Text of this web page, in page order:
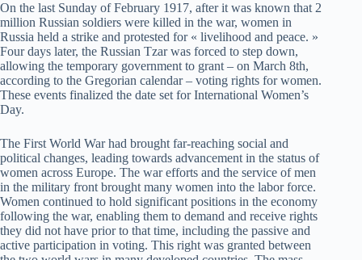
On the last Sunday of February 1917, after it was known that 2
million Russian soldiers were killed in the war, women in
Russia held a strike and protested for « livelihood and peace. »
Four days later, the Russian Tzar was forced to step down,
allowing the temporary government to grant – on March 8th,
according to the Gregorian calendar – voting rights for women.
These events finalized the date set for International Women’s
Day.
The First World War had brought far-reaching social and
political changes, leading towards advancement in the status of
women across Europe. The war efforts and the service of men
in the military front brought many women into the labor force.
Women continued to hold significant positions in the economy
following the war, enabling them to demand and receive rights
they did not have prior to that time, including the passive and
active participation in voting. This right was granted between